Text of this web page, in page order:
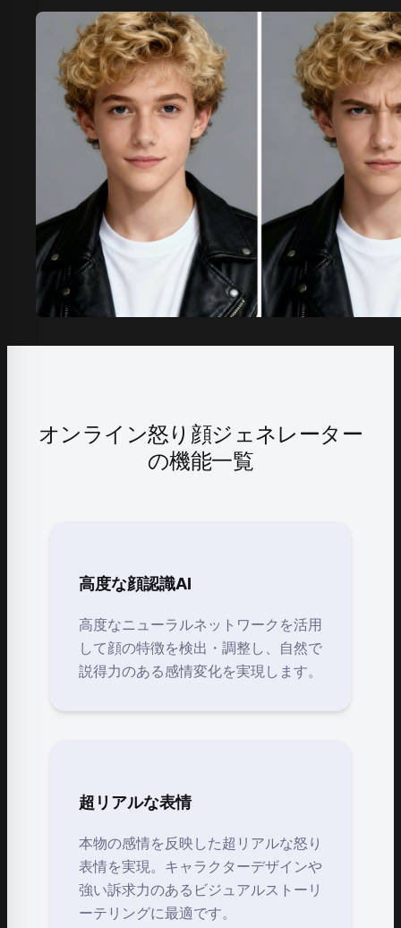
オンライン怒り顔ジェネレーター
の機能一覧
高度な顔認識AI
高度なニューラルネットワークを活用
して顔の特徴を検出・調整し、自然で
説得力のある感情変化を実現します。
超リアルな表情
本物の感情を反映した超リアルな怒り
表情を実現。キャラクターデザインや
強い訴求力のあるビジュアルストーリ
ーテリングに最適です。